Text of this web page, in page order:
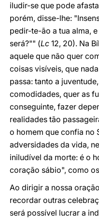
iludir-se que pode
porém, disse-lhe:
pedir-te-ão a tua alma,
será?"" (Lc 12, 20). Na
aquele que não quer
coisas visíveis, que
passa: tanto a
comodidades, quer as
conseguinte, fazer
realidades tão
o homem que confia no
adversidades da vida,
iniludível da morte: é o
coração sábio", como
Ao dirigir a nossa
recordar outras
será possível lucrar a